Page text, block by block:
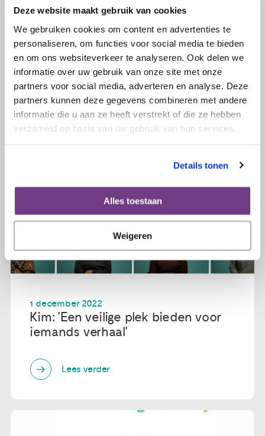
Deze website maakt gebruik van cookies
We gebruiken cookies om content en advertenties te
personaliseren, om functies voor social media te bieden
en om ons websiteverkeer te analyseren. Ook delen we
informatie over uw gebruik van onze site met onze
partners voor social media, adverteren en analyse. Deze
partners kunnen deze gegevens combineren met andere
informatie die u aan ze heeft verstrekt of die ze hebben
verzameld op basis van uw gebruik van hun services.
Details tonen
Alles toestaan
Weigeren
Online bijeenkomsten voor
lotgenoten over trofoblastziekten
Lees verder
1 december 2022
Kim: 'Een veilige plek bieden voor
iemands verhaal'
Lees verder